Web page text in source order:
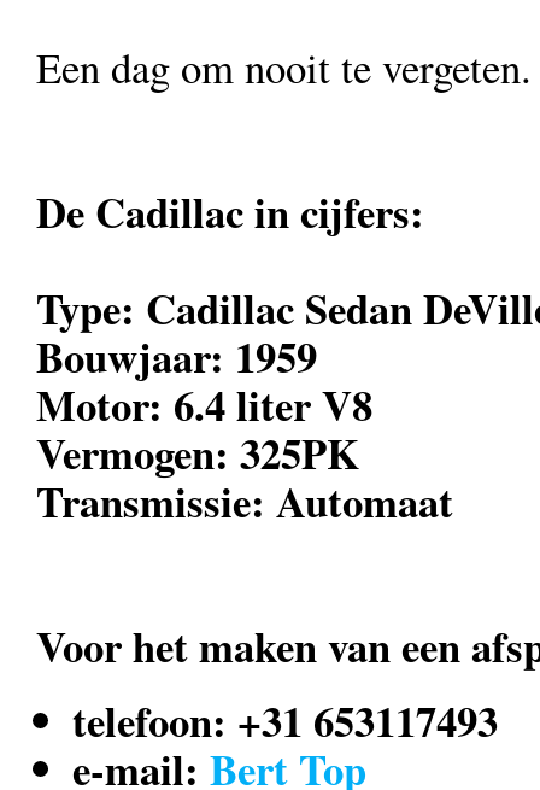
Een dag om nooit te vergeten.
De Cadillac in cijfers:
Type: Cadillac Sedan
Bouwjaar: 1959
Motor: 6.4 liter V8
Vermogen: 325PK
Transmissie: Automaat
Voor het maken van een
telefoon: +31 653117493
e-mail: Bert Top